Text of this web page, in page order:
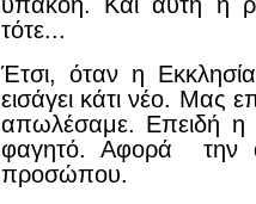
τότε...
Έτσι, όταν η
εισάγει κάτι νέο. Μας
απωλέσαμε. Επειδή η
φαγητό. Αφορά την
προσώπου.